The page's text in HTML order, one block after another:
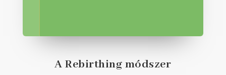
A Rebirthing módszer